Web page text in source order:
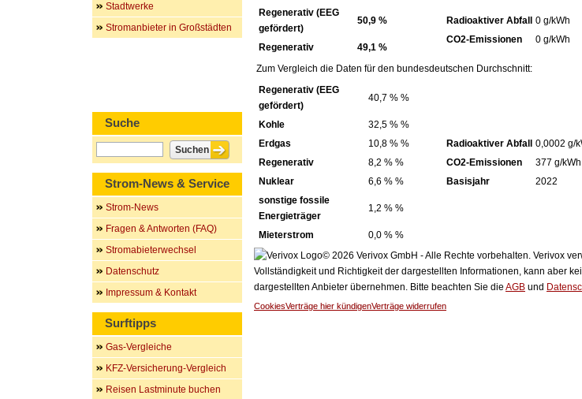
Regenerativ (EEG
gefördert)
50,9 %
Regenerativ 49,1 %
Radioaktiver Abfall
0 g/kWh
CO2-Emissionen
0 g/kWh
Zum Vergleich die Daten für den bundesdeutschen Durchschnitt:
Regenerativ (EEG
gefördert)
40,7 % %
Kohle
32,5 % %
Erdgas
10,8 % %
Regenerativ
8,2 % %
Nuklear
6,6 % %
sonstige fossile
Energieträger
1,2 % %
Mieterstrom 0,0 % %
Radioaktiver Abfall
0,0002 g/
CO2-Emissionen
377 g/kWh
Basisjahr
2022
© 2026 Verivox GmbH - Alle Rechte vorbehalten. Verivox
Vollständigkeit und Richtigkeit der dargestellten Informationen, kann aber
dargestellten Anbieter übernehmen. Bitte beachten Sie die AGB und
CookiesVerträge hier kündigenVerträge widerrufen
Stadtwerke
Stromanbieter in Großstädten
Suche
Strom-News & Service
Strom-News
Fragen & Antworten (FAQ)
Stromabieterwechsel
Datenschutz
Impressum & Kontakt
Surftipps
Gas-Vergleiche
KFZ-Versicherung-Vergleich
Reisen Lastminute buchen